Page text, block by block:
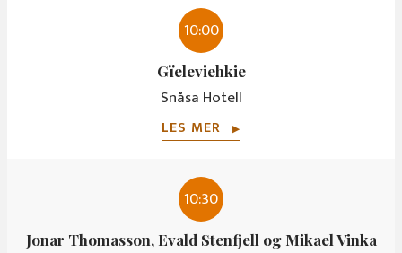
10:00
Gïeleviehkie
Snåsa Hotell
LES MER ▶
10:30
Jonar Thomasson, Evald Stenfjell og Mikael Vinka